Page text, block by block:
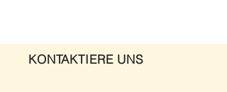
KONTAKTIERE UNS